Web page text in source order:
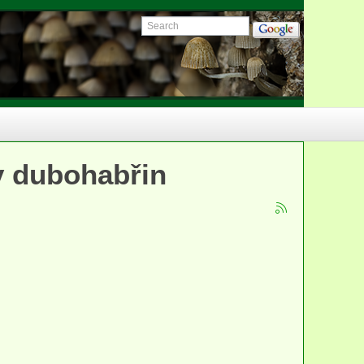
dubohabřin